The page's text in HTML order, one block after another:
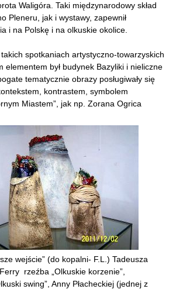
Waligóra. Taki międzynarodowy skład
Pleneru, jak i wystawy, zapewnił
i na Polskę i na olkuskie okolice.
spotkaniach artystyczno-towarzyskich
elementem był budynek Bazyliki i nieliczne
tematycznie obrazy posługiwały się
kontrastem, symbolem
Miastem”, jak np. Zorana Ogrica
wejście” (do kopalni- F.L.) Tadeusza
rzeźba „Olkuskie korzenie”,
swing”, Anny Płacheckiej (jednej z